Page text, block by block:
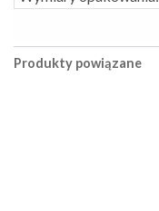
Produkty powiązane